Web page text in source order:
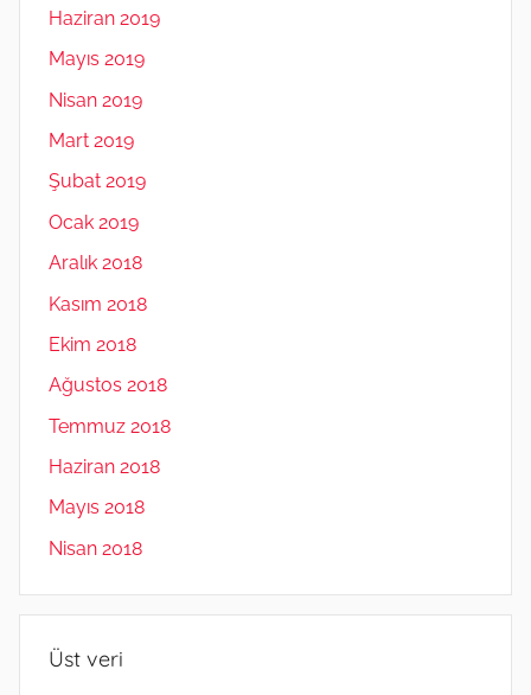
Haziran 2019
Mayıs 2019
Nisan 2019
Mart 2019
Şubat 2019
Ocak 2019
Aralık 2018
Kasım 2018
Ekim 2018
Ağustos 2018
Temmuz 2018
Haziran 2018
Mayıs 2018
Nisan 2018
Üst veri